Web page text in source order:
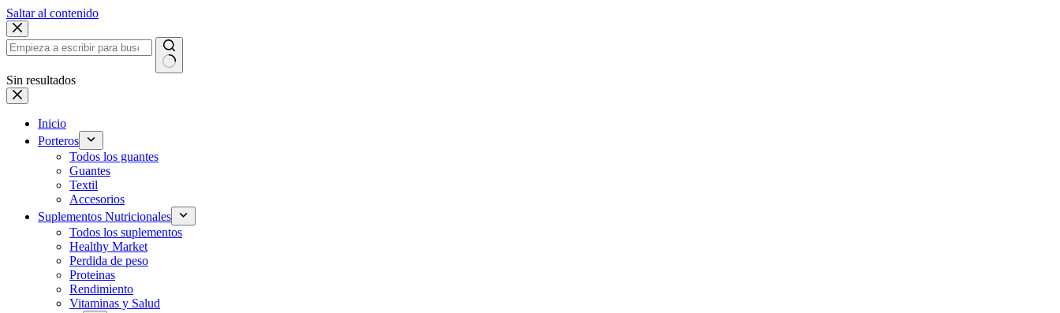
Saltar al contenido
Sin resultados
Inicio
Porteros
Todos los guantes
Guantes
Textil
Accesorios
Suplementos Nutricionales
Todos los suplementos
Healthy Market
Perdida de peso
Proteinas
Rendimiento
Vitaminas y Salud